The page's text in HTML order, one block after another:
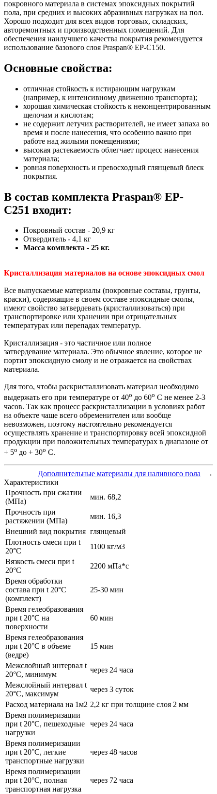
покровного материала в системах эпоксидных покрытий
пола, при средних и высоких абразивных нагрузках на пол.
Хорошо подходит для всех видов торговых, складских,
авторемонтных и производственных помещений. Для
обеспечения наилучшего качества покрытия рекомендуется
использование базового слоя Praspan® EP-С150.
Основные свойства:
отличная стойкость к истирающим нагрузкам
(например, к интенсивному движению транспорта);
хорошая химическая стойкость к неконцентрированным
щелочам и кислотам;
не содержит летучих растворителей, не имеет запаха во
время и после нанесения, что особенно важно при
работе над жилыми помещениями;
высокая растекаемость облегчает процесс нанесения
материала;
ровная поверхность и превосходный глянцевый блеск
покрытия.
В состав комплекта Praspan® ЕP-
C251 входит:
Покровный состав - 20,9 кг
Отвердитель - 4,1 кг
Масса комплекта - 25 кг.
Кристаллизация материалов на основе эпоксидных смол
Все выпускаемые материалы (покровные составы, грунты,
краски), содержащие в своем составе эпоксидные смолы,
имеют свойство затвердевать (кристаллизоваться) при
транспортировке или хранении при отрицательных
температурах или перепадах температур.
Кристаллизация - это частичное или полное
затвердевание материала. Это обычное явление, которое не
портит эпоксидную смолу и не отражается на свойствах
материала.
Для того, чтобы раскристаллизовать материал необходимо
выдержать его при температуре от 40о до 60о С не менее 2-3
часов. Так как процесс раскристаллизации в условиях работ
на объекте чаще всего обременителен или вообще
невозможен, поэтому настоятельно рекомендуется
осуществлять хранение и транспортировку всей эпоксидной
продукции при положительных температурах в диапазоне от
+ 5о до + 30о С.
Дополнительные материалы для наливного пола
→
Характеристики
Прочность при сжатии
(МПа)
мин. 68,2
Прочность при
растяжении (МПа)
мин. 16,3
Внешний вид покрытия глянцевый
Плотность смеси при t
20°C
1100 кг/м3
Вязкость смеси при t
20°С
2200 мПа*с
Время обработки
состава при t 20°C
(комплект)
25-30 мин
Время гелеобразования
при t 20°C на
поверхности
60 мин
Время гелеобразования
при t 20°C в объеме
(ведре)
15 мин
Межслойный интервал t
20°С, минимум
через 24 часа
Межслойный интервал t
20°С, максимум
через 3 суток
Расход материала на 1м2 2,2 кг при толщине слоя 2 мм
Время полимеризации
при t 20°C, пешеходные
нагрузки
через 24 часа
Время полимеризации
при t 20°C, легкие
транспортные нагрузки
через 48 часов
Время полимеризации
при t 20°C, полная
транспортная нагрузка
через 72 часа